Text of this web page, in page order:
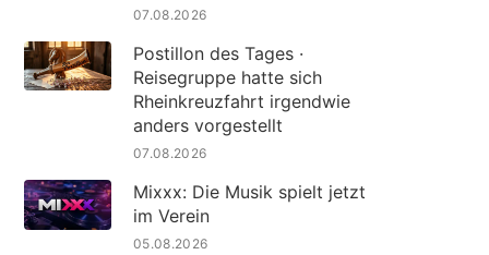
07.08.2026
Postillon des Tages ·
Reisegruppe hatte sich
Rheinkreuzfahrt irgendwie
anders vorgestellt
07.08.2026
Mixxx: Die Musik spielt jetzt
im Verein
05.08.2026